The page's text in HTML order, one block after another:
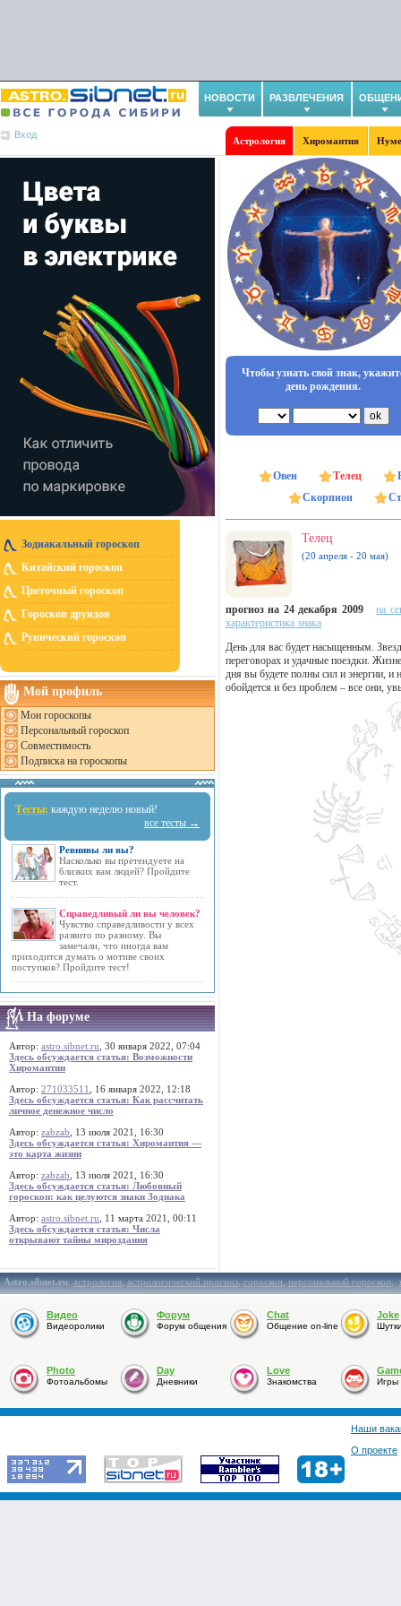
НОВОСТИ РАЗВЛЕЧЕНИЯ
Вход
Астрология Хиромантия
Зодиакальный гороскоп
Китайский гороскоп
Цветочный гороскоп
Гороскоп друидов
Рунический гороскоп
Мой профиль
Мои гороскопы
Персональный гороскоп
Совместимость
Подписка на гороскопы
Тесты: каждую неделю новый!
все тесты →
Ревнивы ли вы?
Насколько вы претендуете на
близких вам людей? Пройдите
тест.
Справедливый ли вы человек?
Чувство справедливости у всех
развито по разному. Вы
замечали, что иногда вам
приходится думать о мотиве своих
поступков? Пройдите тест!
На форуме
Автор: astro.sibnet.ru , 30 января 2022, 07:04
Здесь обсуждается статья: Возможности
Хиромантии
Автор: 271033511
, 16 января 2022, 12:18
Здесь обсуждается статья: Как рассчитать
личное денежное число
Автор: zabzab , 13 июля 2021, 16:30
Здесь обсуждается статья: Хиромантия —
это карта жизни
Автор: zabzab , 13 июля 2021, 16:30
Здесь обсуждается статья: Любовный
гороскоп: как целуются знаки Зодиака
Автор: astro.sibnet.ru , 11 марта 2021, 00:11
Здесь обсуждается статья: Числа
открывают тайны мироздания
Чтобы узнать свой знак,
день рождения.
Овен Телец
Скорпион
Телец
(20 апреля - 20 мая)
прогноз на 24 декабря 2009
на
характеристика знака
День для вас будет насыщенным.
переговорах и удачные поездки.
дня вы будете полны сил и энергии, и
обойдется и без проблем – все они,
Astro.sibnet.ru:астрология,астрологический прогноз,гороскоп,персональный гороскоп,
Видео
Видеоролики
Форум
Форум общения
Chat
Общение on-line
Joke
Photo
Фотоальбомы
Day
Дневники
Love
Знакомства Игры
Наши
О проекте